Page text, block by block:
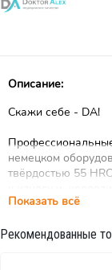
Описание:
Скажи себе - DA!
немецком
твёрдостью 55
каждого
идеальный срез.
Показать всё
Рекомендованные